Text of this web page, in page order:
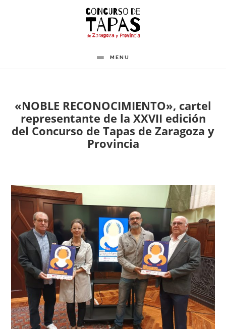
MENU
«NOBLE RECONOCIMIENTO», cartel
representante de la XXVII edición
del Concurso de Tapas de Zaragoza y
Provincia